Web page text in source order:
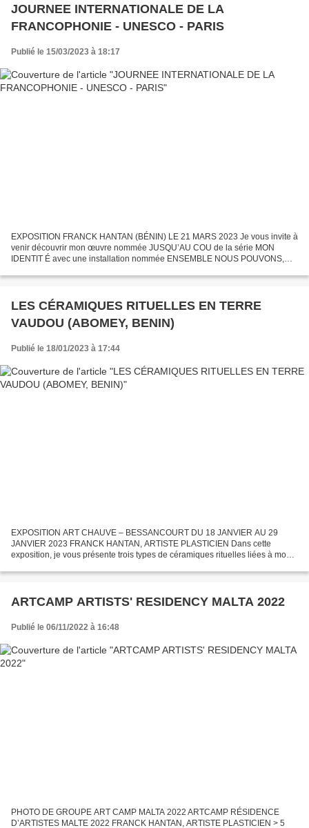
JOURNEE INTERNATIONALE DE LA
FRANCOPHONIE - UNESCO - PARIS
Publié le 15/03/2023 à 18:17
EXPOSITION FRANCK HANTAN (BÉNIN) LE 21 MARS 2023 Je vous invite à
venir découvrir mon œuvre nommée JUSQU’AU COU de la série MON
IDENTIT É avec une installation nommée ENSEMBLE NOUS POUVONS,
LES CÉRAMIQUES RITUELLES EN TERRE
VAUDOU (ABOMEY, BENIN)
Publié le 18/01/2023 à 17:44
EXPOSITION ART CHAUVE – BESSANCOURT DU 18 JANVIER AU 29
JANVIER 2023 FRANCK HANTAN, ARTISTE PLASTICIEN Dans cette
exposition, je vous présente trois types de céramiques rituelles liées à mon
ARTCAMP ARTISTS' RESIDENCY MALTA 2022
Publié le 06/11/2022 à 16:48
PHOTO DE GROUPE ART CAMP MALTA 2022 ARTCAMP RÉSIDENCE
D’ARTISTES MALTE 2022 FRANCK HANTAN, ARTISTE PLASTICIEN > 5